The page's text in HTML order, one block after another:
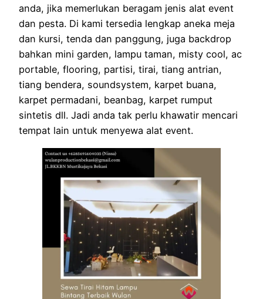
anda, jika memerlukan beragam jenis alat event
dan pesta. Di kami tersedia lengkap aneka meja
dan kursi, tenda dan panggung, juga backdrop
bahkan mini garden, lampu taman, misty cool, ac
portable, flooring, partisi, tirai, tiang antrian,
tiang bendera, soundsystem, karpet buana,
karpet permadani, beanbag, karpet rumput
sintetis dll. Jadi anda tak perlu khawatir mencari
tempat lain untuk menyewa alat event.